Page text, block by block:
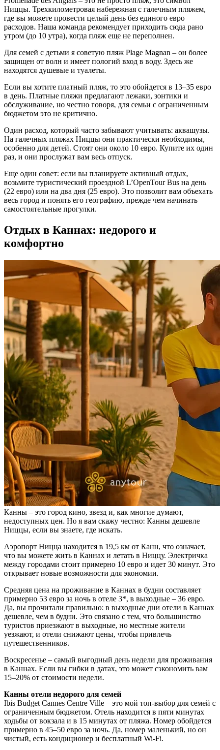
Ниццы. Трехкилометровая набережная с галечным пляжем,
где вы можете провести целый день без единого евро
расходов. Наша команда рекомендует приходить сюда рано
утром (до 10 утра), когда пляж еще не переполнен.
Для семей с детьми я советую пляж Plage Magnan – он более
защищен от волн и имеет пологий вход в воду. Здесь же
находятся душевые и туалеты.
Если вы хотите платный пляж, то это обойдется в 13–35 евро
в день. Платные пляжи предлагают лежаки, зонтики и
обслуживание, но честно говоря, для семьи с ограниченным
бюджетом это не критично.
Один расход, который часто забывают учитывать: аквашузы.
На галечных пляжах Ниццы они практически необходимы,
особенно для детей. Стоят они около 10 евро. Купите их один
раз, и они прослужат вам весь отпуск.
Еще один совет: если вы планируете активный отдых,
возьмите туристический проездной L’OpenTour Bus на день
(22 евро) или на два дня (25 евро). Это позволит вам объехать
весь город и понять его географию, прежде чем начинать
самостоятельные прогулки.
Отдых в Каннах: недорого и
комфортно
Канны – это город кино, звезд и, как многие думают,
недоступных цен. Но я вам скажу честно: Канны дешевле
Ниццы, если вы знаете, где искать.
Аэропорт Ницца находится в 19,5 км от Канн, что означает,
что вы можете жить в Каннах и летать в Ниццу. Электричка
между городами стоит примерно 10 евро и идет 30 минут. Это
открывает новые возможности для экономии.
Средняя цена на проживание в Каннах в будни составляет
примерно 53 евро за ночь в отеле 3*, в выходные – 36 евро.
Да, вы прочитали правильно: в выходные дни отели в Каннах
дешевле, чем в будни. Это связано с тем, что большинство
туристов приезжают в выходные, но местные жители
уезжают, и отели снижают цены, чтобы привлечь
путешественников.
Воскресенье – самый выгодный день недели для проживания
в Каннах. Если вы гибки в датах, это может сэкономить вам
15–20% от стоимости недели.
Канны отели недорого для семей
Ibis Budget Cannes Centre Ville – это мой топ-выбор для семей с
ограниченным бюджетом. Отель находится в пяти минутах
ходьбы от вокзала и в 15 минутах от пляжа. Номер обойдется
примерно в 45–50 евро за ночь. Да, номер маленький, но он
чистый, есть кондиционер и бесплатный Wi-Fi.